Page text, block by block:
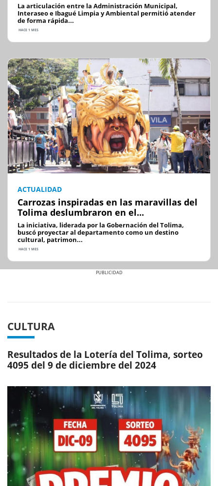
La articulación entre la Administración Municipal,
Interaseo e Ibagué Limpia y Ambiental permitió atender
de forma rápida...
HACE 1 MES
ACTUALIDAD
Carrozas inspiradas en las maravillas del
Tolima deslumbraron en el...
La iniciativa, liderada por la Gobernación del Tolima,
buscó proyectar al departamento como un destino
cultural, patrimon...
HACE 1 MES
CULTURA
Resultados de la Lotería del Tolima, sorteo
4095 del 9 de diciembre del 2024